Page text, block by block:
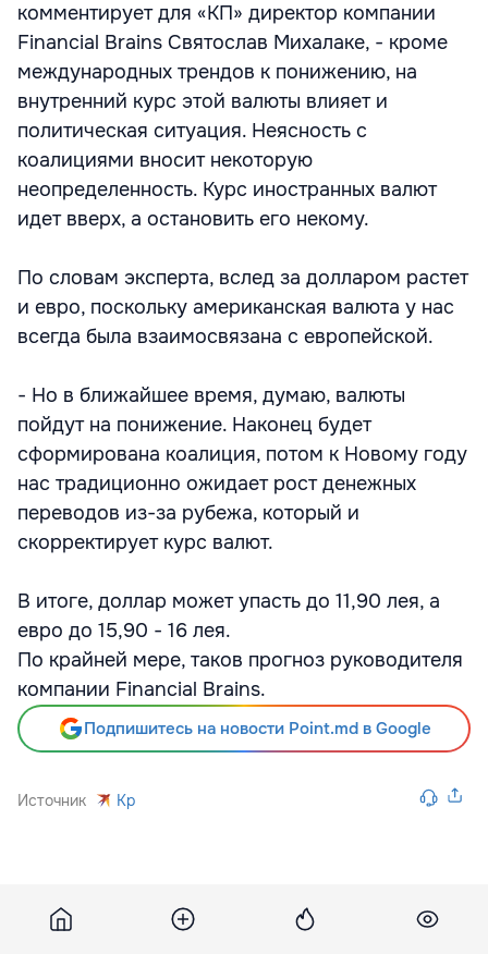
комментирует для «КП» директор компании
Financial Brains Святослав Михалаке, - кроме
международных трендов к понижению, на
внутренний курс этой валюты влияет и
политическая ситуация. Неясность с
коалициями вносит некоторую
неопределенность. Курс иностранных валют
идет вверх, а остановить его некому.
По словам эксперта, вслед за долларом растет
и евро, поскольку американская валюта у нас
всегда была взаимосвязана с европейской.
- Но в ближайшее время, думаю, валюты
пойдут на понижение. Наконец будет
сформирована коалиция, потом к Новому году
нас традиционно ожидает рост денежных
переводов из-за рубежа, который и
скорректирует курс валют.
В итоге, доллар может упасть до 11,90 лея, а
евро до 15,90 - 16 лея.
По крайней мере, таков прогноз руководителя
компании Financial Brains.
Подпишитесь на новости Point.md в Google
Источник Kp